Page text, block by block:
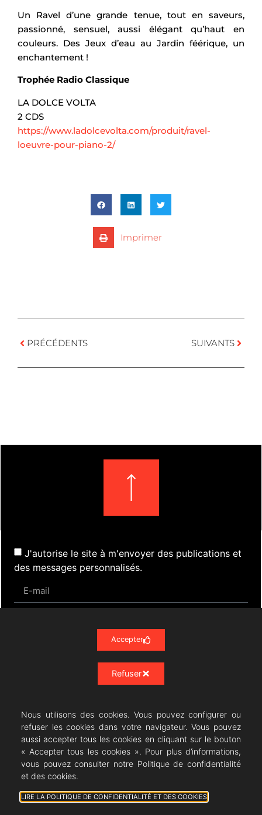
Un Ravel d’une grande tenue, tout en saveurs,
passionné, sensuel, aussi élégant qu’haut en
couleurs. Des Jeux d’eau au Jardin féérique, un
enchantement !
Trophée Radio Classique
LA DOLCE VOLTA
2 CDS
https://www.ladolcevolta.com/produit/ravel-
loeuvre-pour-piano-2/
Imprimer
PRÉCÉDENTS SUIVANTS
J'autorise le site à m'envoyer des publications et
des messages personnalisés.
Évènements Presse
Contact
Mentions Légales
Résonances Lyriques - 07/23 -
08/08/2026 © All rights Reserved. GEMEA Interactive
Nous utilisons des cookies. Vous pouvez configurer ou
refuser les cookies dans votre navigateur. Vous pouvez
aussi accepter tous les cookies en cliquant sur le bouton
« Accepter tous les cookies ». Pour plus d’informations,
vous pouvez consulter notre Politique de confidentialité
et des cookies.
LIRE LA POLITIQUE DE CONFIDENTIALITÉ ET DES COOKIES
Accepter
Refuser